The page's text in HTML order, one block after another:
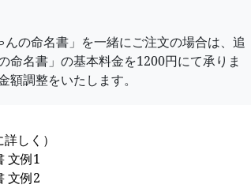
んの命名書」を一緒にご注文の場合は、追
命名書」の基本料金を1200円にて承りま
額調整をいたします。
しく）
文例1
文例2